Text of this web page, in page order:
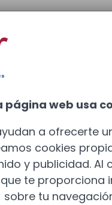
página web usa
a ofrecerte
cookies
y publicidad. Al
te proporciona
sobre tu